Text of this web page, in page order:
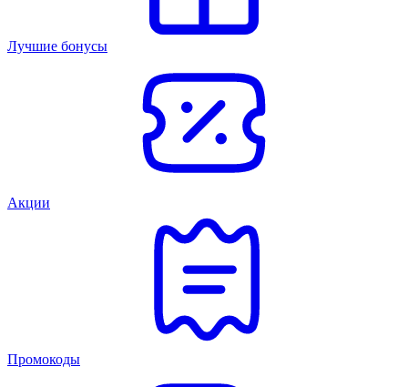
Лучшие бонусы
Акции
Промокоды